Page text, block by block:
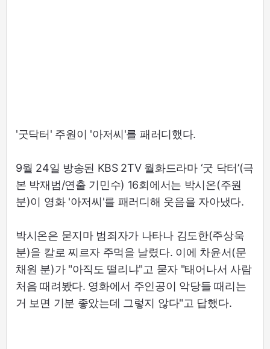
'굿닥터' 주원이 '아저씨'를 패러디했다.
9월 24일 방송된 KBS 2TV 월화드라마 ‘굿 닥터’(극
본 박재범/연출 기민수) 16회에서는 박시온(주원
분)이 영화 '아저씨'를 패러디해 웃음을 자아냈다.
박시온은 묻지마 범죄자가 나타나 김도한(주상욱
분)을 칼로 찌르자 주먹을 날렸다. 이에 차윤서(문
채원 분)가 "아직도 떨리냐"고 묻자 "태어나서 사람
처음 때려봤다. 영화에서 주인공이 악당들 때리는
거 보면 기분 좋았는데 그렇지 않다"고 답했다.